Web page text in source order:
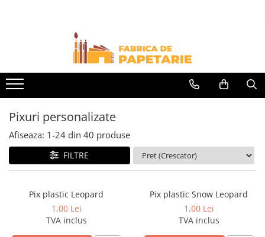
Toate Produsele
Hartie si articole din hartie
Hartie pentru copiator si cartoane
Hartie color pentru copiator
Papetarie personalizata
Pliante
Notes adeziv si index adeziv
Bloc Notes-uri brosate
Bloc Notes-uri spiralizate
Plicuri personalizate
Pixuri personalizate
Afiseaza: 1-24 din 40 produse
FILTRE
Pix plastic Leopard
1,00 Lei
TVA inclus
Pix plastic Snow Leopard
1,00 Lei
TVA inclus